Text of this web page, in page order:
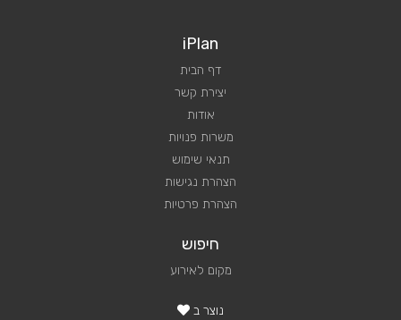
iPlan
דף הבית
יצירת קשר
אודות
משרות פנויות
תנאי שימוש
הצהרת נגישות
הצהרת פרטיות
חיפוש
מקום לאירוע
נוצר ב